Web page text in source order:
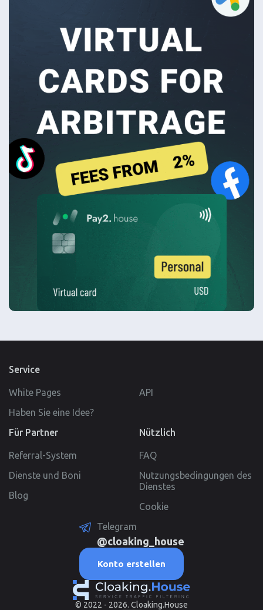
© 2022 - 2026. Cloaking.House
Service
White Pages
API
Haben Sie eine Idee?
Für Partner
Referral-System
Dienste und Boni
Blog
Nützlich
FAQ
Nutzungsbedingungen des
Dienstes
Cookie
Telegram
@cloaking_house
Konto erstellen